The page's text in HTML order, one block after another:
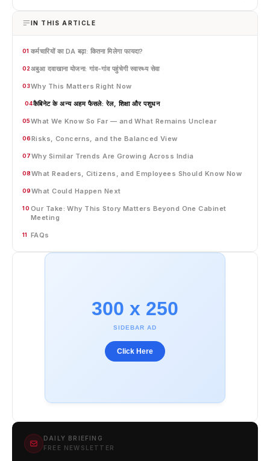
IN THIS ARTICLE
01 कर्मचारियों का DA बढ़ा: कितना मिलेगा फायदा?
02अबुआ दवाखाना योजना: गांव-गांव पहुंचेगी स्वास्थ्य सेवा
03Why This Matters Right Now
04कैबिनेट के अन्य अहम फैसले: रेल, शिक्षा और पशुधन
05What We Know So Far — and What Remains Unclear
06Risks, Concerns, and the Balanced View
07Why Similar Trends Are Growing Across India
08What Readers, Citizens, and Employees Should Know Now
09What Could Happen Next
10 Our Take: Why This Story Matters Beyond One Cabinet
Meeting
11 FAQs
300 x 250
SIDEBAR AD
Click Here
DAILY BRIEFING
FREE NEWSLETTER